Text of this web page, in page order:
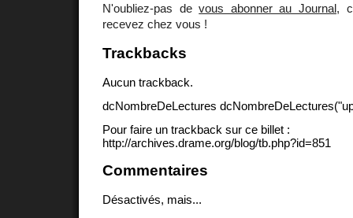
N'oubliez-pas devous abonner au Journal,
recevez chez vous !
Trackbacks
Aucun trackback.
dcNombreDeLectures
Pour faire un trackback sur ce billet :
http://archives.drame.org/blog/tb.php?id=851
Commentaires
Désactivés, mais...